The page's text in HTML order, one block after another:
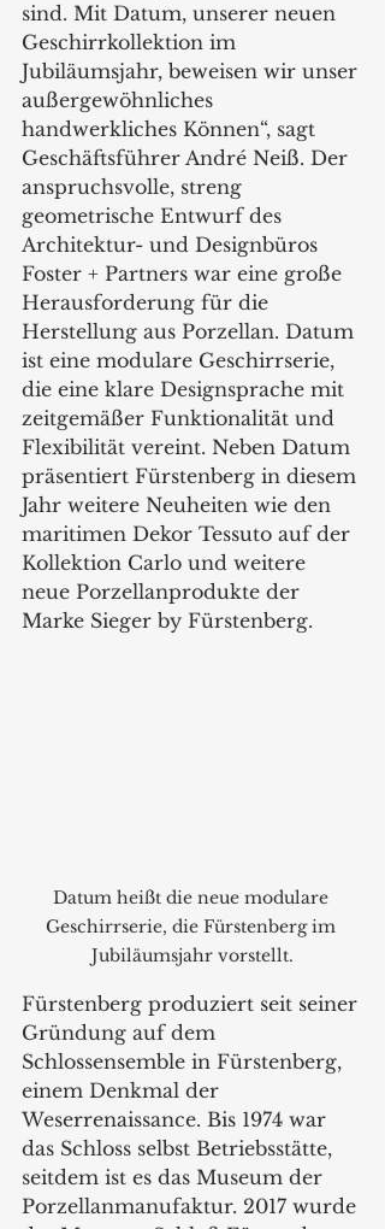
sind. Mit Datum, unserer neuen
Geschirrkollektion im
Jubiläumsjahr, beweisen wir unser
außergewöhnliches
handwerkliches Können“, sagt
Geschäftsführer André Neiß. Der
anspruchsvolle, streng
geometrische Entwurf des
Architektur- und Designbüros
Foster + Partners war eine große
Herausforderung für die
Herstellung aus Porzellan. Datum
ist eine modulare Geschirrserie,
die eine klare Designsprache mit
zeitgemäßer Funktionalität und
Flexibilität vereint. Neben Datum
präsentiert Fürstenberg in diesem
Jahr weitere Neuheiten wie den
maritimen Dekor Tessuto auf der
Kollektion Carlo und weitere
neue Porzellanprodukte der
Marke Sieger by Fürstenberg.
Datum heißt die neue modulare
Geschirrserie, die Fürstenberg im
Jubiläumsjahr vorstellt.
Fürstenberg produziert seit seiner
Gründung auf dem
Schlossensemble in Fürstenberg,
einem Denkmal der
Weserrenaissance. Bis 1974 war
das Schloss selbst Betriebsstätte,
seitdem ist es das Museum der
Porzellanmanufaktur. 2017 wurde